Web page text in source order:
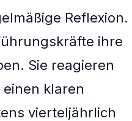
Reflexion.
ihre
Sie reagieren
klaren
vierteljährlich